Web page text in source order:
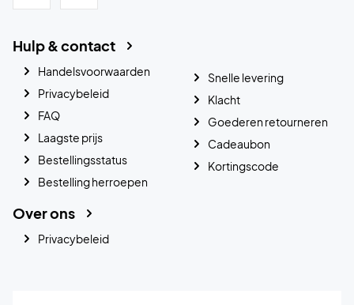
Hulp & contact
Handelsvoorwaarden
Privacybeleid
FAQ
Laagste prijs
Bestellingsstatus
Bestelling herroepen
Snelle levering
Klacht
Goederen retourneren
Cadeaubon
Kortingscode
Over ons
Privacybeleid